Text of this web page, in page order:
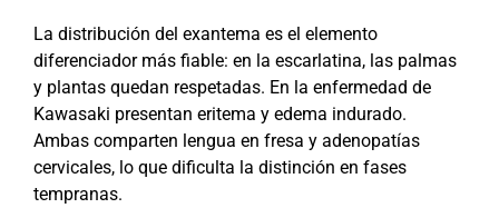
La distribución del exantema es el elemento
diferenciador más fiable: en la escarlatina, las palmas
y plantas quedan respetadas. En la enfermedad de
Kawasaki presentan eritema y edema indurado.
Ambas comparten lengua en fresa y adenopatías
cervicales, lo que dificulta la distinción en fases
tempranas.